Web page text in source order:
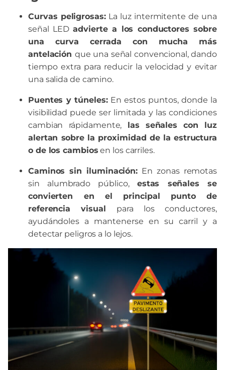
Curvas peligrosas:La luz intermitente de una
señal LEDadvierte a los conductores sobre
una curva cerrada con mucha más
antelación que una señal convencional, dando
tiempo extra para reducir la velocidad y evitar
una salida de camino.
Puentes y túneles:En estos puntos, donde la
visibilidad puede ser limitada y las condiciones
cambian rápidamente, las señales con luz
alertan sobre la proximidad de la estructura
o de los cambios en los carriles.
Caminos sin iluminación: En zonas remotas
sin alumbrado público, estas señales se
convierten en el principal punto de
referencia visual para los conductores,
ayudándoles a mantenerse en su carril y a
detectar peligros a lo lejos.